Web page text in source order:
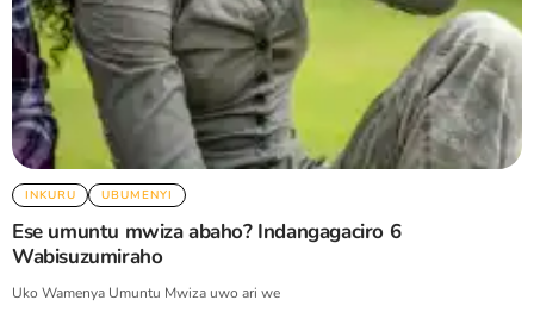
INKURU UBUMENYI
Ese umuntu mwiza abaho? Indangagaciro 6
Wabisuzumiraho
Uko Wamenya Umuntu Mwiza uwo ari we